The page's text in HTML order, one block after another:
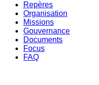
Repères
Organisation
Missions
Gouvernance
Documents
Focus
FAQ